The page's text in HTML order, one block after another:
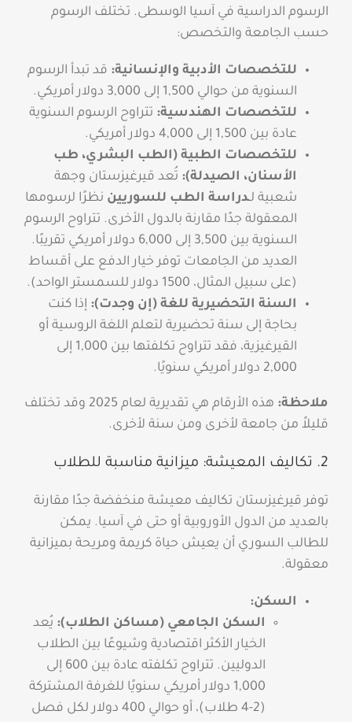
الرسوم الدراسية في آسيا الوسطى. تختلف الرسوم
حسب الجامعة والتخصص:
للتخصصات الأدبية والإنسانية: قد تبدأ الرسوم
السنوية من حوالي 1,500 إلى 3,000 دولار أمريكي.
للتخصصات الهندسية: تتراوح الرسوم السنوية
عادة بين 1,500 إلى 4,000 دولار أمريكي.
للتخصصات الطبية (الطب البشري، طب
الأسنان، الصيدلة): تُعد قيرغيزستان وجهة
شعبية لـدراسة الطب للسوريين نظرًا لرسومها
المعقولة جدًا مقارنة بالدول الأخرى. تتراوح الرسوم
السنوية بين 3,500 إلى 6,000 دولار أمريكي تقريبًا.
العديد من الجامعات توفر خيار الدفع على أقساط
(على سبيل المثال، 1500 دولار للسمستر الواحد).
السنة التحضيرية للغة (إن وجدت): إذا كنت
بحاجة إلى سنة تحضيرية لتعلم اللغة الروسية أو
القيرغيزية، فقد تتراوح تكلفتها بين 1,000 إلى
2,000 دولار أمريكي سنويًا.
ملاحظة:
هذه الأرقام هي تقديرية لعام 2025 وقد تختلف
قليلاً من جامعة لأخرى ومن سنة لأخرى.
2. تكاليف المعيشة: ميزانية مناسبة للطلاب
توفر قيرغيزستان تكاليف معيشة منخفضة جدًا مقارنة
بالعديد من الدول الأوروبية أو حتى في آسيا. يمكن
للطالب السوري أن يعيش حياة كريمة ومريحة بميزانية
معقولة.
السكن:
السكن الجامعي (مساكن الطلاب): يُعد
الخيار الأكثر اقتصادية وشيوعًا بين الطلاب
الدوليين. تتراوح تكلفته عادة بين 600 إلى
1,000 دولار أمريكي سنويًا للغرفة المشتركة
(2-4 طلاب)، أو حوالي 400 دولار لكل فصل